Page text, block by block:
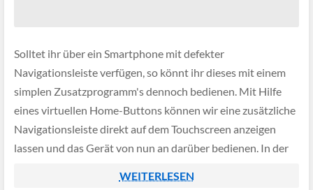
Solltet ihr über ein Smartphone mit defekter
Navigationsleiste verfügen, so könnt ihr dieses mit einem
simplen Zusatzprogramm's dennoch bedienen. Mit Hilfe
eines virtuellen Home-Buttons können wir eine zusätzliche
Navigationsleiste direkt auf dem Touchscreen anzeigen
lassen und das Gerät von nun an darüber bedienen. In der
WEITERLESEN